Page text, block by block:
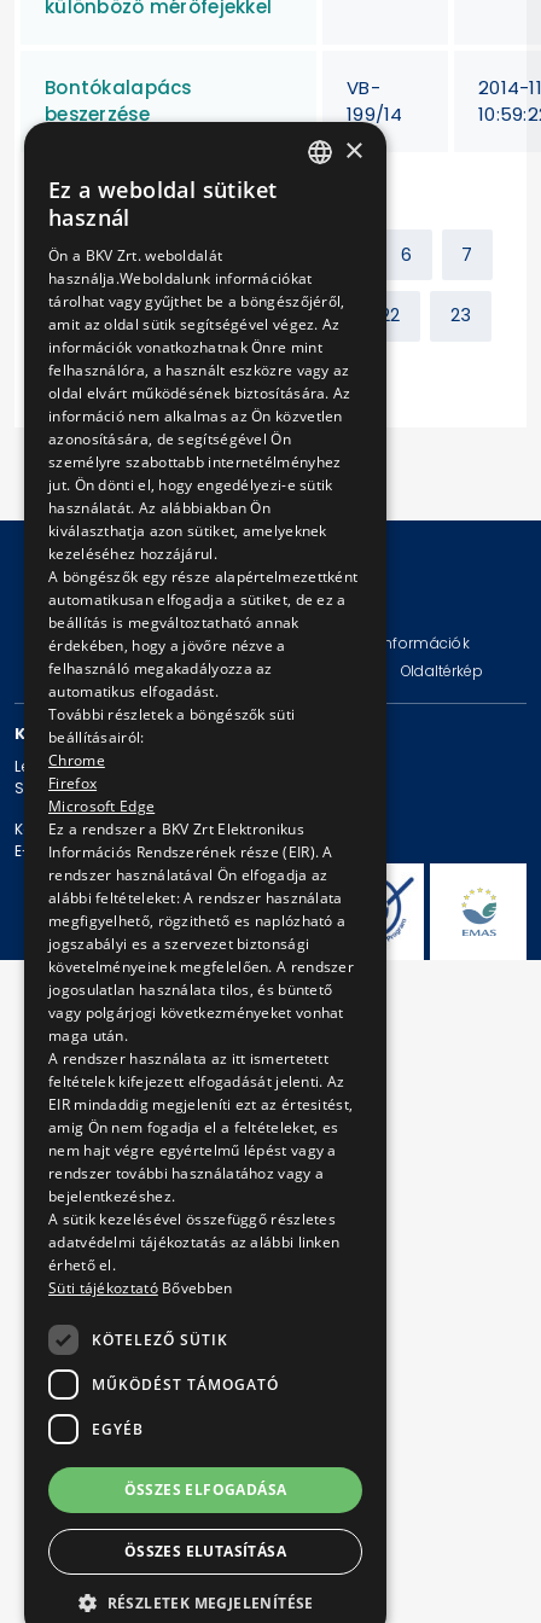
különböző mérőfejekkel
Bontókalapács
beszerzése
VB-
199/14
2014-
Előző 1 2 6 7
8 9 10 11 ... 22 23
Következő
© Copyright 2026 BKV Zrt.
Impresszum Jogi nyilatkozat
Technikai információk
Adatvédelmi politika és tájékoztatások
Oldaltérkép
KAPCSOLAT
Levelezési cím: 1980 Budapest, Pf. 11.
Székhely: 1980 Budapest, Akácfa u. 15.
Központi telefonszám: + 36 1 461-65-00
E-mail cím: bkv@bkv.hu
×
Ez a weboldal sütiket
használ
Ön a BKV Zrt. weboldalát
használja.Weboldalunk információkat
tárolhat vagy gyűjthet be a böngészőjéről,
amit az oldal sütik segítségével végez. Az
információk vonatkozhatnak Önre mint
felhasználóra, a használt eszközre vagy az
oldal elvárt működésének biztosítására. Az
információ nem alkalmas az Ön közvetlen
azonosítására, de segítségével Ön
személyre szabottabb internetélményhez
jut. Ön dönti el, hogy engedélyezi-e sütik
használatát. Az alábbiakban Ön
kiválaszthatja azon sütiket, amelyeknek
kezeléséhez hozzájárul.
A böngészők egy része alapértelmezettként
automatikusan elfogadja a sütiket, de ez a
beállítás is megváltoztatható annak
érdekében, hogy a jövőre nézve a
felhasználó megakadályozza az
automatikus elfogadást.
További részletek a böngészők süti
beállításairól:
Chrome
Firefox
Microsoft Edge
Ez a rendszer a BKV Zrt Elektronikus
Információs Rendszerének része (EIR). A
rendszer használatával Ön elfogadja az
alábbi feltételeket: A rendszer használata
megfigyelhető, rögzithető es naplózható a
jogszabályi es a szervezet biztonsági
követelményeinek megfelelően. A rendszer
jogosulatlan használata tilos, és büntető
vagy polgárjogi következményeket vonhat
maga után.
A rendszer használata az itt ismertetett
feltételek kifejezett elfogadását jelenti. Az
EIR mindaddig megjeleníti ezt az értesitést,
amig Ön nem fogadja el a feltételeket, es
nem hajt végre egyértelmű lépést vagy a
rendszer további használatához vagy a
bejelentkezéshez.
A sütik kezelésével összefüggő részletes
adatvédelmi tájékoztatás az alábbi linken
érhető el.
Süti tájékoztató Bővebben
KÖTELEZŐ SÜTIK
MŰKÖDÉST TÁMOGATÓ
EGYÉB
ÖSSZES ELFOGADÁSA
ÖSSZES ELUTASÍTÁSA
RÉSZLETEK MEGJELENÍTÉSE